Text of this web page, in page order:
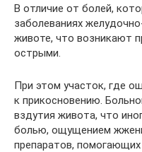
В отличие от болей,
заболеваниях
животе, что возникают
острыми.
При этом участок, где
к прикосновению.
вздутия живота, что
болью, ощущением
препаратов,